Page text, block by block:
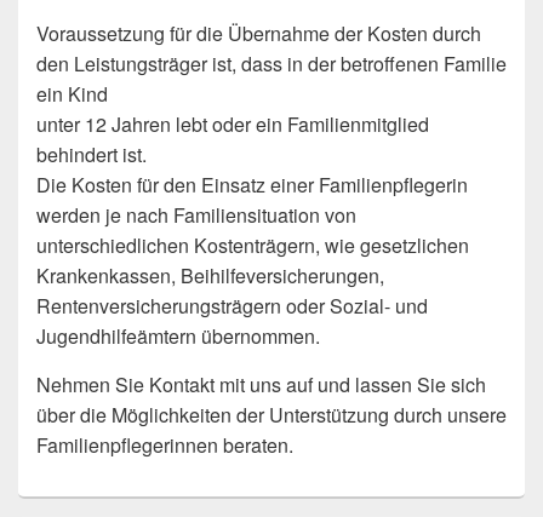
Voraussetzung für die Übernahme der Kosten durch
den Leistungsträger ist, dass in der betroffenen Familie
ein Kind
unter 12 Jahren lebt oder ein Familienmitglied
behindert ist.
Die Kosten für den Einsatz einer Familienpflegerin
werden je nach Familiensituation von
unterschiedlichen Kostenträgern, wie gesetzlichen
Krankenkassen, Beihilfeversicherungen,
Rentenversicherungsträgern oder Sozial- und
Jugendhilfeämtern übernommen.
Nehmen Sie Kontakt mit uns auf und lassen Sie sich
über die Möglichkeiten der Unterstützung durch unsere
Familienpflegerinnen beraten.